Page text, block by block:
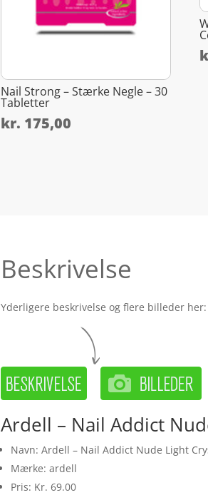
Nail Strong – Stærke Negle – 30
Tabletter
kr. 175,00
Beskrivelse
Yderligere beskrivelse og flere billeder her:
Ardell – Nail Addict
Navn: Ardell – Nail Addict Nude Light
Mærke: ardell
Pris: Kr. 69.00